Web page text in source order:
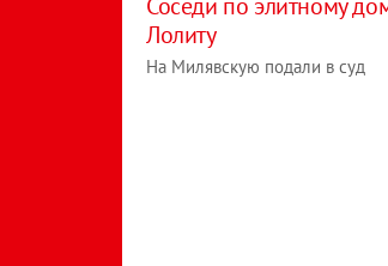
Соседи по элитному
Лолиту
На Милявскую подали в суд